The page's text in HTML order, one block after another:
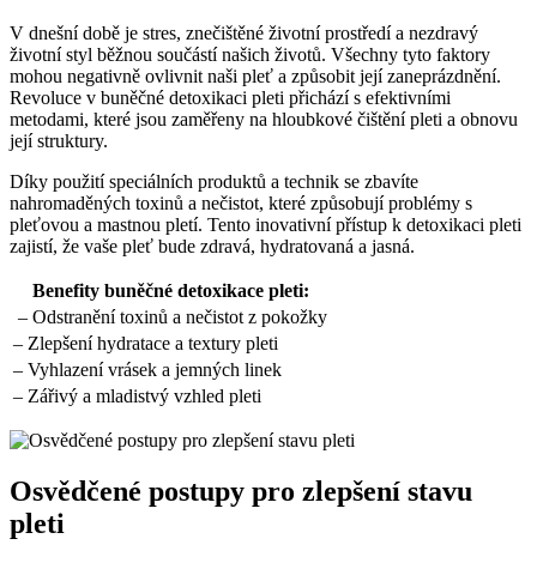
V dnešní době je stres, znečištěné ⁤životní⁤ prostředí ‌a nezdravý
životní styl běžnou součástí našich životů. Všechny tyto faktory
mohou negativně ovlivnit naši pleť⁢ a způsobit ⁤její‌ zaneprázdnění.
Revoluce v buněčné detoxikaci pleti přichází s efektivními
metodami,‍ které jsou zaměřeny na hloubkové čištění pleti a⁤ obnovu ​
její struktury.
Díky použití speciálních produktů a technik⁤ se zbavíte
nahromaděných toxinů a nečistot, které způsobují problémy s
pleťovou a mastnou pletí. Tento inovativní přístup k ⁣detoxikaci pleti
‍zajistí, že vaše pleť‍ bude zdravá, hydratovaná a⁢ jasná.
Benefity ‍buněčné detoxikace pleti:
⁤ – Odstranění toxinů ⁤a nečistot z ‌pokožky
– Zlepšení hydratace a textury pleti
– Vyhlazení​ vrásek a jemných linek
– Zářivý a mladistvý vzhled⁣ pleti
Osvědčené postupy pro zlepšení ‍stavu
pleti